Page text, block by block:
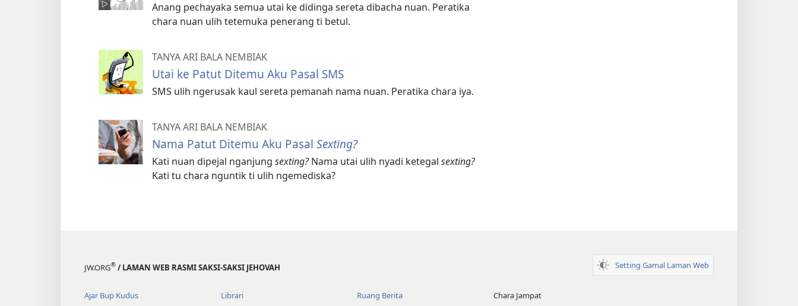
Anang pechayaka semua utai ke didinga sereta dibacha nuan. Peratika
chara nuan ulih tetemuka penerang ti betul.
TANYA ARI BALA NEMBIAK
Utai ke Patut Ditemu Aku Pasal SMS
SMS ulih ngerusak kaul sereta pemanah nama nuan. Peratika chara iya.
TANYA ARI BALA NEMBIAK
Nama Patut Ditemu Aku Pasal Sexting?
Kati nuan dipejal nganjung sexting?Nama utai ulih nyadi ketegal sexting?
Kati tu chara nguntik ti ulih ngemediska?
JW.ORG® / LAMAN WEB RASMI SAKSI-SAKSI JEHOVAH Setting Gamal Laman Web
Ajar Bup Kudus Librari Ruang Berita Chara Jampat